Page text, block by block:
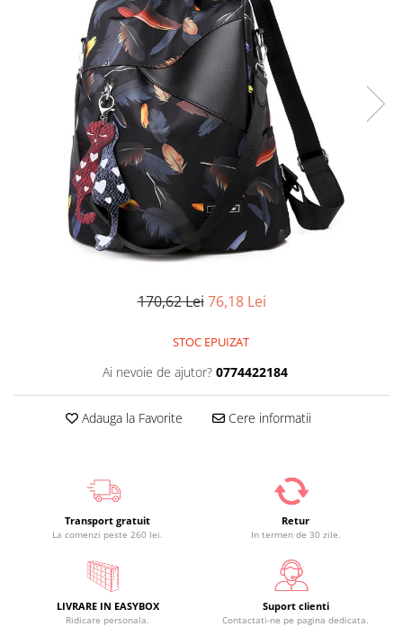
170,62 Lei 76,18 Lei
STOC EPUIZAT
Ai nevoie de ajutor? 0774422184
Adauga la Favorite Cere informatii
Transport gratuit
La comenzi peste 260 lei.
Retur
In termen de 30 zile.
LIVRARE IN EASYBOX
Ridicare personala.
Suport clienti
Contactati-ne pe pagina dedicata.